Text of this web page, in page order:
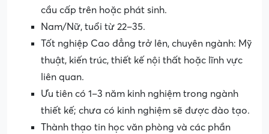
cầu cấp trên hoặc phát sinh.
Nam/Nữ, tuổi từ 22–35.
Tốt nghiệp Cao đẳng trở lên, chuyên ngành: Mỹ
thuật, kiến trúc, thiết kế nội thất hoặc lĩnh vực
liên quan.
Ưu tiên có 1–3 năm kinh nghiệm trong ngành
thiết kế; chưa có kinh nghiệm sẽ được đào tạo.
Thành thạo tin học văn phòng và các phần